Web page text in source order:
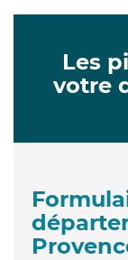
Les
votre